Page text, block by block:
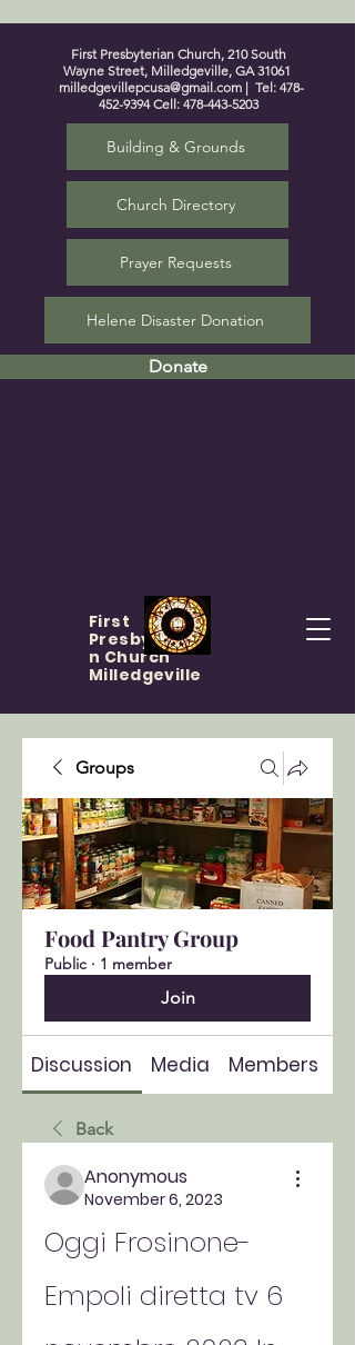
First Presbyterian Church, 210 South
Wayne Street, Milledgeville, GA 31061
milledgevillepcusa@gmail.com | Tel: 478-
452-9394Cell: 478-443-5203
Building & Grounds
Church Directory
Prayer Requests
Helene Disaster Donation
Donate
First
Presbyteria
n Church
Milledgeville
Groups
Food Pantry Group
Public · 1 member
Join
Discussion Media Members
Back
Anonymous
November 6, 2023
Oggi Frosinone-
Empoli diretta tv 6